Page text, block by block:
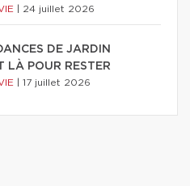
24 juillet 2026
DE JARDIN
LÀ POUR RESTER
17 juillet 2026